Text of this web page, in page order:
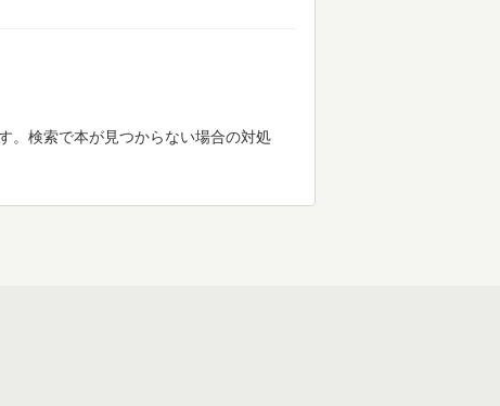
。検索で本が見つからない場合の対処